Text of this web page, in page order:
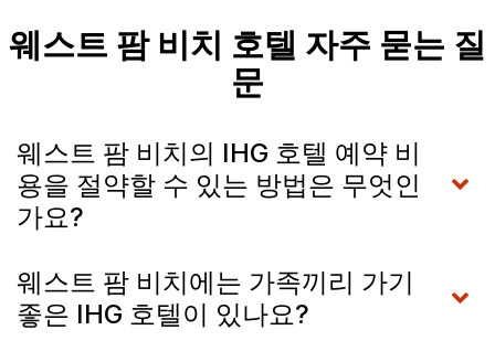
웨스트 팜 비치 호텔 자주 묻는 질
문
웨스트 팜 비치의 IHG 호텔 예약 비
용을 절약할 수 있는 방법은 무엇인
가요?
웨스트 팜 비치에는 가족끼리 가기
좋은 IHG 호텔이 있나요?